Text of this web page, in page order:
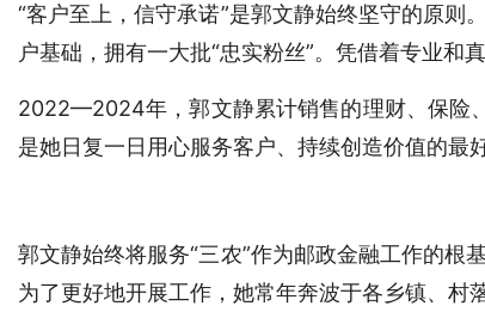
“客户至上，信守承诺”是郭文静始终坚守的原
户基础，拥有一大批“忠实粉丝”。凭借着专业和
2022—2024年，郭文静累计销售的理财、保险
是她日复一日用心服务客户、持续创造价值的最
郭文静始终将服务“三农”作为邮政金融工作的根
为了更好地开展工作，她常年奔波于各乡镇、村